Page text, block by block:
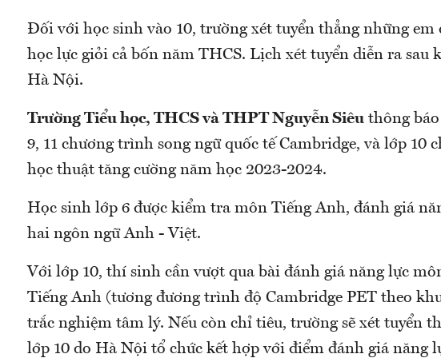
Đối với học sinh vào 10, trường xét tuyển thẳng những
học lực giỏi cả bốn năm THCS. Lịch xét tuyển diễn ra sau
Hà Nội.
Trường Tiểu học, THCS và THPT Nguyễn Siêu thông
9, 11 chương trình song ngữ quốc tế Cambridge, và lớp 10
học thuật tăng cường năm học 2023-2024.
Học sinh lớp 6 được kiểm tra môn Tiếng Anh, đánh giá
hai ngôn ngữ Anh - Việt.
Với lớp 10, thí sinh cần vượt qua bài đánh giá năng lực
Tiếng Anh (tương đương trình độ Cambridge PET theo
trắc nghiệm tâm lý. Nếu còn chỉ tiêu, trường sẽ xét tuyển
lớp 10 do Hà Nội tổ chức kết hợp với điểm đánh giá năng